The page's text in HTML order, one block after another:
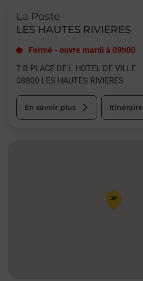
La Poste
LES HAUTES RIVIERES
Fermé - ouvre mardi à 09h00
7 B PLACE DE L HOTEL DE VILLE
08800 LES HAUTES RIVIERES
En savoir plus Itinéraire
Pin de la carte